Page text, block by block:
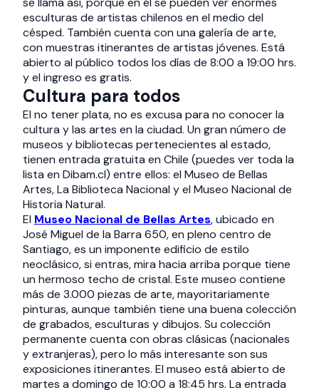
esculturas de artistas chilenos en el medio del
césped. También cuenta con una galería de arte,
con muestras itinerantes de artistas jóvenes. Está
abierto al público todos los días de 8:00 a 19:00 hrs.
y el ingreso es gratis.
Cultura para todos
El no tener plata, no es excusa para no conocer la
cultura y las artes en la ciudad. Un gran número de
museos y bibliotecas pertenecientes al estado,
tienen entrada gratuita en Chile (puedes ver toda la
lista en Dibam.cl) entre ellos: el Museo de Bellas
Artes, La Biblioteca Nacional y el Museo Nacional de
Historia Natural.
El Museo Nacional de Bellas Artes, ubicado en
José Miguel de la Barra 650, en pleno centro de
Santiago, es un imponente edificio de estilo
neoclásico, si entras, mira hacia arriba porque tiene
un hermoso techo de cristal. Este museo contiene
más de 3.000 piezas de arte, mayoritariamente
pinturas, aunque también tiene una buena colección
de grabados, esculturas y dibujos. Su colección
permanente cuenta con obras clásicas (nacionales
y extranjeras), pero lo más interesante son sus
exposiciones itinerantes. El museo está abierto de
martes a domingo de 10:00 a 18:45 hrs. La entrada